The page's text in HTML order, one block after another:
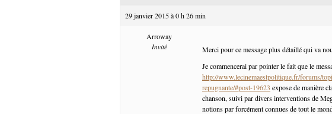
29 janvier 2015 à 0 h 26 min
Arroway
Invité
Merci pour ce message plus détaillé qui va
Je commencerai par pointer le fait que le
http://www.lecinemaestpolitique.fr/forums/
repugnante/#post-19623 expose de manière
chanson, suivi par divers interventions de
notions par forcément connues de tout le